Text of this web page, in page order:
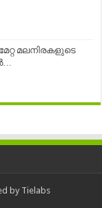
മലനിരകളുടെ
by Tielabs